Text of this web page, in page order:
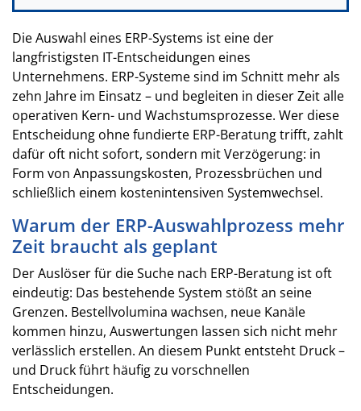
Die Auswahl eines ERP-Systems ist eine der
langfristigsten IT-Entscheidungen eines
Unternehmens. ERP-Systeme sind im Schnitt mehr als
zehn Jahre im Einsatz – und begleiten in dieser Zeit alle
operativen Kern- und Wachstumsprozesse. Wer diese
Entscheidung ohne fundierte ERP-Beratung trifft, zahlt
dafür oft nicht sofort, sondern mit Verzögerung: in
Form von Anpassungskosten, Prozessbrüchen und
schließlich einem kostenintensiven Systemwechsel.
Warum der ERP-Auswahlprozess mehr
Zeit braucht als geplant
Der Auslöser für die Suche nach ERP-Beratung ist oft
eindeutig: Das bestehende System stößt an seine
Grenzen. Bestellvolumina wachsen, neue Kanäle
kommen hinzu, Auswertungen lassen sich nicht mehr
verlässlich erstellen. An diesem Punkt entsteht Druck –
und Druck führt häufig zu vorschnellen
Entscheidungen.